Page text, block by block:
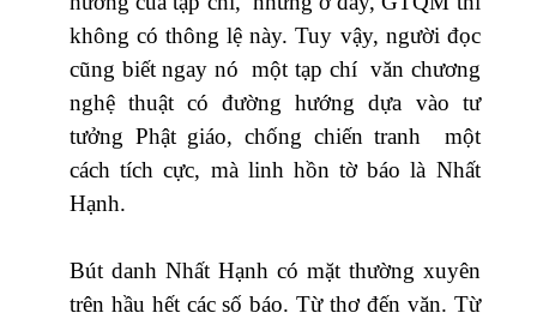
không có thông lệ này. Tuy vậy, người đọc
cũng biết ngay nó một tạp chí văn chương
nghệ thuật có đường hướng dựa vào tư
tưởng Phật giáo, chống chiến tranh một
cách tích cực, mà linh hồn tờ báo là Nhất
Hạnh.
Bút danh Nhất Hạnh có mặt thường xuyên
trên hầu hết các số báo. Từ thơ đến văn. Từ